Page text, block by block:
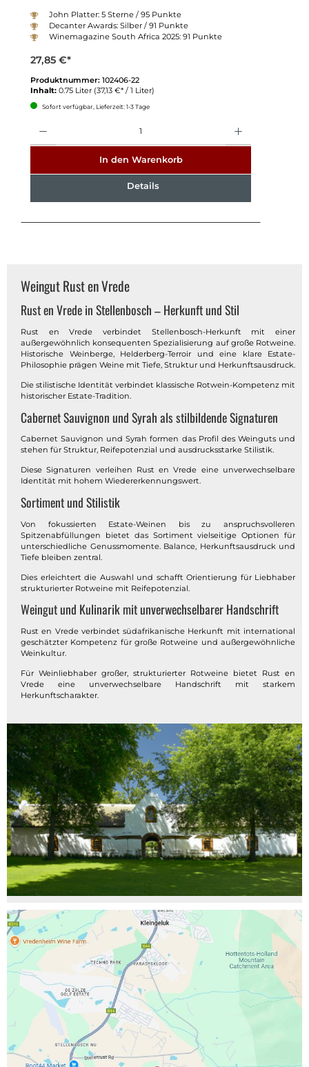
John Platter: 5 Sterne / 95 Punkte
Decanter Awards: Silber / 91 Punkte
Winemagazine South Africa 2025: 91 Punkte
27,85 €*
Produktnummer: 102406-22
Inhalt: 0.75 Liter (37,13 €* / 1 Liter)
Sofort verfügbar, Lieferzeit: 1-3 Tage
In den Warenkorb
Details
Weingut Rust en Vrede
Rust en Vrede in Stellenbosch – Herkunft und Stil
Rust en Vrede verbindet Stellenbosch-Herkunft mit einer
außergewöhnlich konsequenten Spezialisierung auf große Rotweine.
Historische Weinberge, Helderberg-Terroir und eine klare Estate-
Philosophie prägen Weine mit Tiefe, Struktur und Herkunftsausdruck.
Die stilistische Identität verbindet klassische Rotwein-Kompetenz mit
historischer Estate-Tradition.
Cabernet Sauvignon und Syrah als stilbildende Signaturen
Cabernet Sauvignon und Syrah formen das Profil des Weinguts und
stehen für Struktur, Reifepotenzial und ausdrucksstarke Stilistik.
Diese Signaturen verleihen Rust en Vrede eine unverwechselbare
Identität mit hohem Wiedererkennungswert.
Sortiment und Stilistik
Von fokussierten Estate-Weinen bis zu anspruchsvolleren
Spitzenabfüllungen bietet das Sortiment vielseitige Optionen für
unterschiedliche Genussmomente. Balance, Herkunftsausdruck und
Tiefe bleiben zentral.
Dies erleichtert die Auswahl und schafft Orientierung für Liebhaber
strukturierter Rotweine mit Reifepotenzial.
Weingut und Kulinarik mit unverwechselbarer Handschrift
Rust en Vrede verbindet südafrikanische Herkunft mit international
geschätzter Kompetenz für große Rotweine und außergewöhnliche
Weinkultur.
Für Weinliebhaber großer, strukturierter Rotweine bietet Rust en
Vrede eine unverwechselbare Handschrift mit starkem
Herkunftscharakter.